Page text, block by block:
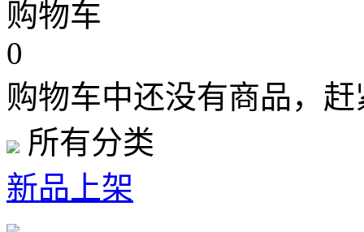
购物车
0
购物车中还没有商品，
所有分类
新品上架